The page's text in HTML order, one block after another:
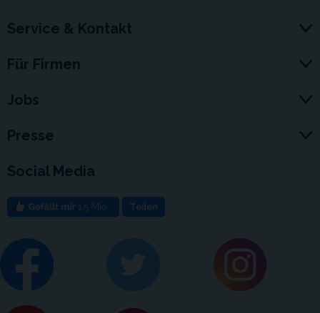
Service & Kontakt
Für Firmen
Jobs
Presse
Social Media